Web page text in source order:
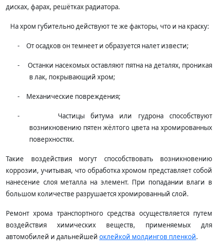
дисках, фарах, решётках радиатора.
На хром губительно действуют те же факторы, что и на краску:
- От осадков он темнеет и образуется налет извести;
-
Останки насекомых оставляют пятна на деталях, проникая
в лак, покрывающий хром;
- Механические повреждения;
-
Частицы битума или гудрона способствуют
возникновению пятен жёлтого цвета на хромированных
поверхностях.
Такие воздействия могут способствовать возникновению
коррозии, учитывая, что обработка хромом представляет собой
нанесение слоя металла на элемент. При попадании влаги в
большом количестве разрушается хромированный слой.
Ремонт хрома транспортного средства осуществляется путем
воздействия химических веществ, применяемых для
автомобилей и дальнейшей оклейкой молдингов пленкой.